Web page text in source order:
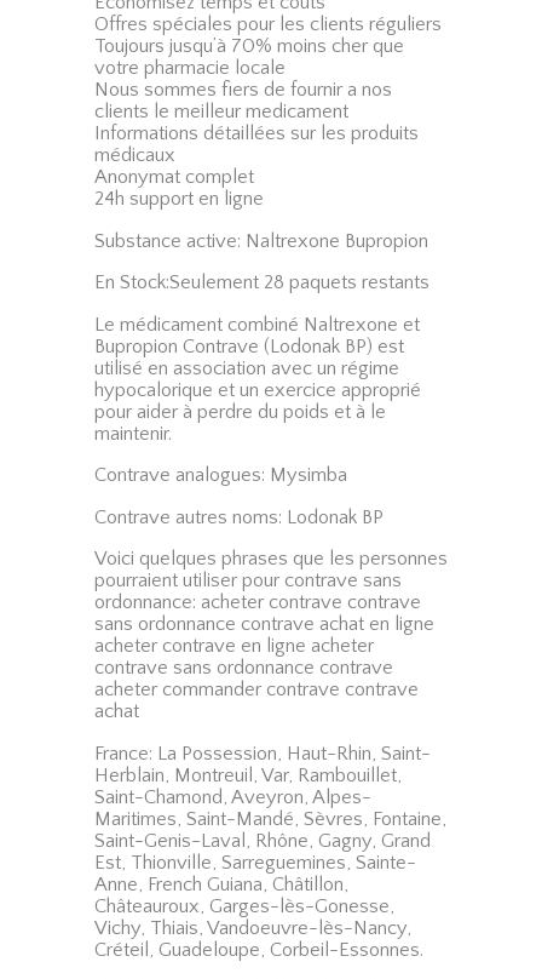
Offres spéciales pour les clients réguliers
Toujours jusqu’à 70% moins cher que
votre pharmacie locale
Nous sommes fiers de fournir a nos
clients le meilleur medicament
Informations détaillées sur les produits
médicaux
Anonymat complet
24h support en ligne
Substance active: Naltrexone Bupropion
En Stock:Seulement 28 paquets restants
Le médicament combiné Naltrexone et
Bupropion Contrave (Lodonak BP) est
utilisé en association avec un régime
hypocalorique et un exercice approprié
pour aider à perdre du poids et à le
maintenir.
Contrave analogues: Mysimba
Contrave autres noms: Lodonak BP
Voici quelques phrases que les personnes
pourraient utiliser pour contrave sans
ordonnance: acheter contrave contrave
sans ordonnance contrave achat en ligne
acheter contrave en ligne acheter
contrave sans ordonnance contrave
acheter commander contrave contrave
achat
France: La Possession, Haut-Rhin, Saint-
Herblain, Montreuil, Var, Rambouillet,
Saint-Chamond, Aveyron, Alpes-
Maritimes, Saint-Mandé, Sèvres, Fontaine,
Saint-Genis-Laval, Rhône, Gagny, Grand
Est, Thionville, Sarreguemines, Sainte-
Anne, French Guiana, Châtillon,
Châteauroux, Garges-lès-Gonesse,
Vichy, Thiais, Vandoeuvre-lès-Nancy,
Créteil, Guadeloupe, Corbeil-Essonnes.